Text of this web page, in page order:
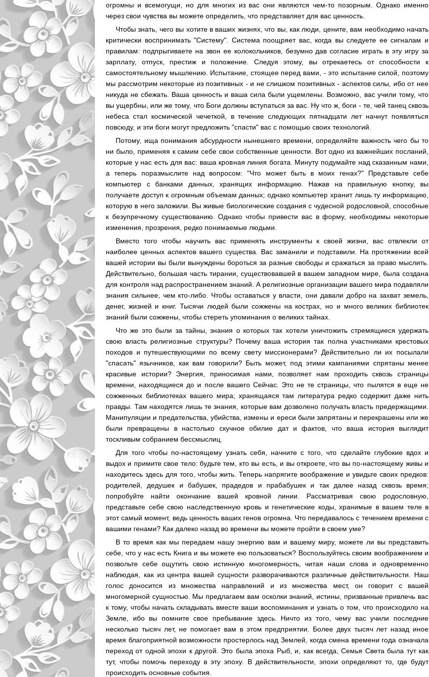
огромны и всемогущи, но для многих из вас они являются чем-то позорным. Однако именно
через свои чувства вы можете определить, что представляет для вас ценность.
Чтобы знать, чего вы хотите в ваших жизнях, что вы, как люди, цените, вам необходимо начать
критически воспринимать "Систему". Система поощряет вас, когда вы следуете ее сигналам и
правилам: подпрыгиваете на звон ее колокольчиков, безумно дав согласие играть в эту игру за
зарплату, отпуск, престиж и положение. Следуя этому, вы отрекаетесь от способности к
самостоятельному мышлению. Испытание, стоящее перед вами, - это испытание силой, поэтому
мы рассмотрим некоторые из позитивных - и не слишком позитивных - аспектов силы, ибо от нее
никуда не сбежать. Ваша ценность и ваша сила были ущемлены. Возможно, вас учили тому, что
вы ущербны, или же тому, что Боги должны вступаться за вас. Ну что ж, боги - те, чей танец сквозь
небеса стал космической чечеткой, в течение следующих пятнадцати лет начнут появляться
повсюду, и эти боги могут предложить "спасти" вас с помощью своих технологий.
Потому, ища понимания абсурдности нынешнего времени, определяйте важность чего бы то
ни было, применяя к самим себе свои собственные ценности. Вот одно из важнейших посланий,
которые у нас есть для вас: ваша кровная линия богата. Минуту подумайте над сказанным нами,
а теперь поразмыслите над вопросом: "Что может быть в моих генах?" Представьте себе
компьютер с банками данных, хранящих информацию. Нажав на правильную кнопку, вы
получаете доступ к огромным объемам данных; однако компьютер хранит лишь ту информацию,
которую в него заложили. Вы живые биологические создания с чудесной родословной, способные
к безупречному существованию. Однако чтобы привести вас в форму, необходимы некоторые
изменения, прозрения, редко понимаемые людьми.
Вместо того чтобы научить вас применять инструменты к своей жизни, вас отвлекли от
наиболее ценных аспектов вашего существа. Вас заманили и подставили. На протяжении всей
вашей истории вы были вынуждены бороться за разные свободы и сражаться за право мыслить.
Действительно, большая часть тирании, существовавшей в вашем западном мире, была создана
для контроля над распространением знаний. А религиозные организации вашего мира подавляли
знания сильнее, чем кто-либо. Чтобы оставаться у власти, они давали добро на захват земель,
денег, жизней и книг. Тысячи людей были сожжены на кострах, но и много великих библиотек
знаний были сожжены, чтобы стереть упоминания о великих тайнах.
Что же это были за тайны, знания о которых так хотели уничтожить стремящиеся удержать
свою власть религиозные структуры? Почему ваша история так полна участниками крестовых
походов и путешествующими по всему свету миссионерами? Действительно ли их посылали
"спасать" язычников, как вам говорили? Быть может, под этими кампаниями спрятаны менее
красивые истории? Энергия, приносимая нами, позволяет нам проходить сквозь страницы
времени, находящиеся до и после вашего Сейчас. Это не те страницы, что пылятся в еще не
сожженных библиотеках вашего мира; хранящаяся там литература редко содержит даже нить
правды. Там находятся лишь те знания, которые вам дозволено получать власть предержащими.
Манипуляции и предательства, убийства, измены и ереси были запрятаны и перекрашены или же
были превращены в настолько скучное обилие дат и фактов, что ваша история выглядит
тоскливым собранием бессмыслиц.
Для того чтобы no-настоящему узнать себя, начните с того, что сделайте глубокие вдох и
выдох и примите свое тело: будьте тем, кто вы есть, и вы откроете, что вы по-настоящему живы и
находитесь здесь для того, чтобы жить. Теперь напрягите воображение и увидьте своих предков:
родителей, дедушек и бабушек, прадедов и прабабушек и так далее назад сквозь время;
попробуйте найти окончание вашей кровной линии. Рассматривая свою родословную,
представьте себе свою наследственную кровь и генетические коды, хранимые в вашем теле в
этот самый момент, ведь ценность ваших генов огромна. Что передавалось с течением времени с
вашими генами? Как далеко назад во времени вы можете пройти в своем уме?
В то время как мы передаем нашу энергию вам и вашему миру, можете ли вы представить
себе, что у нас есть Книга и вы можете ею пользоваться? Воспользуйтесь своим воображением и
позвольте себе ощутить свою истинную многомерность, читая наши слова и одновременно
наблюдая, как из центра вашей сущности разворачиваются различные действительности. Наш
голос доносится из множества направлений и из множества мест, он говорит с вашей
многомерной сущностью. Мы предлагаем вам осколки знаний, истины, призванные привлечь вас
к тому, чтобы начать складывать вместе ваши воспоминания и узнать о том, что происходило на
Земле, ибо вы помните свое пребывание здесь. Ничто из того, чему вас учили последние
несколько тысяч лет, не помогает вам в этом предприятии. Более двух тысяч лет назад иное
время благоприятной возможности простерлось над Землей, когда смена времени года означала
переход от одной эпохи к другой. Это была эпоха Рыб, и, как всегда, Семья Света была тут как
тут, чтобы помочь переходу в эту эпоху. В действительности, эпохи определяют то, где будут
происходить основные события.